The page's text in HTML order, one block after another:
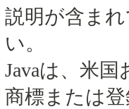
説明が含ま
い。
Javaは、米
商標または登